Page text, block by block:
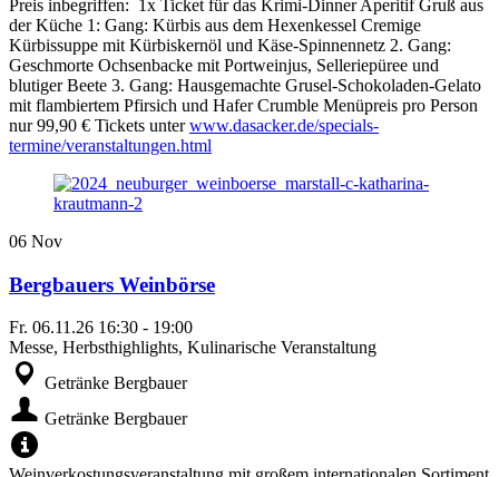
Preis inbegriffen: 1x Ticket für das Krimi-Dinner Aperitif Gruß aus
der Küche 1: Gang: Kürbis aus dem Hexenkessel Cremige
Kürbissuppe mit Kürbiskernöl und Käse-Spinnennetz 2. Gang:
Geschmorte Ochsenbacke mit Portweinjus, Selleriepüree und
blutiger Beete 3. Gang: Hausgemachte Grusel-Schokoladen-Gelato
mit flambiertem Pfirsich und Hafer Crumble Menüpreis pro Person
nur 99,90 € Tickets unterwww.dasacker.de/specials-
termine/veranstaltungen.html
06 Nov
Bergbauers Weinbörse
Fr. 06.11.26 16:30 - 19:00
Messe, Herbsthighlights, Kulinarische Veranstaltung
Getränke Bergbauer
Getränke Bergbauer